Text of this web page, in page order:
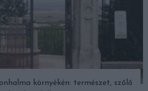
környékén: természet, szőlő